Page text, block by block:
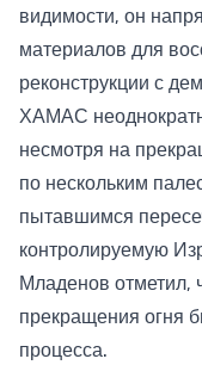
видимости, он
материалов для
реконструкции с
ХАМАС
несмотря на
по нескольким
пытавшимся
контролируемую
Младенов отметил,
прекращения огня
процесса.